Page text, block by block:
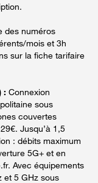
des numéros
mois et 3h
sur la fiche tarifaire
: Connexion
sous
couvertes
Jusqu’à 1,5
: débits maximum
5G+ et en
Avec équipements
et 5 GHz sous